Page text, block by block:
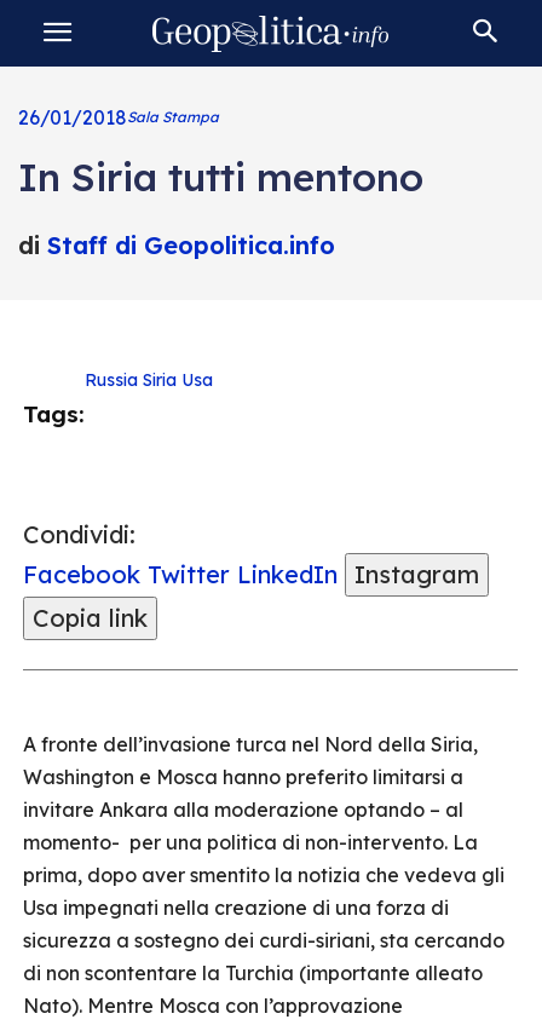
26/01/2018Sala Stampa
In Siria tutti mentono
di Staff di Geopolitica.info
Tags:
Russia Siria Usa
Condividi:
Facebook Twitter LinkedIn
Instagram
Copia link
A fronte dell’invasione turca nel Nord della Siria,
Washington e Mosca hanno preferito limitarsi a
invitare Ankara alla moderazione optando – al
momento- per una politica di non-intervento. La
prima, dopo aver smentito la notizia che vedeva gli
Usa impegnati nella creazione di una forza di
sicurezza a sostegno dei curdi-siriani, sta cercando
di non scontentare la Turchia (importante alleato
Nato). Mentre Mosca con l’approvazione